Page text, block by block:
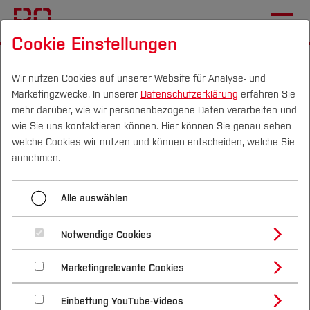
Campus Personen DE|EN Quicklinks
Studium
Studienangebote
Bachelorstudiengänge
Masterstudiengänge
Vor dem Studium
Bewerben & Einschreiben
Bewerbungsportal
Im Studium
Studienbüros und Prüfungen
Nach dem Studium
Forschung & Transfer
Profil
Forschungs- und Transferprofil
Schwerpunkte (FuT)
Beratung & Förderung
Nachhaltigkeit
Nachhaltigkeit studieren
International
Veranstaltungen Zeitmanagement und Umgang
mit Stress
Resilienz-Training
Resilienz-Training
Umgang mit schwierigen Situationen
Umgang mit Nervosität
Zeitmanagement
Resilienz – Stärken entdecken,
nutzen und weiterentwickeln
Cookie Einstellungen
Wir nutzen Cookies auf unserer Website für Analyse- und
Marketingzwecke. In unserer Datenschutzerklärung erfahren Sie
mehr darüber, wie wir personenbezogene Daten verarbeiten und
wie Sie uns kontaktieren können. Hier können Sie genau sehen
welche Cookies wir nutzen und können entscheiden, welche Sie
annehmen.
Alle auswählen
Notwendige Cookies
Marketingrelevante Cookies
Einbettung YouTube-Videos